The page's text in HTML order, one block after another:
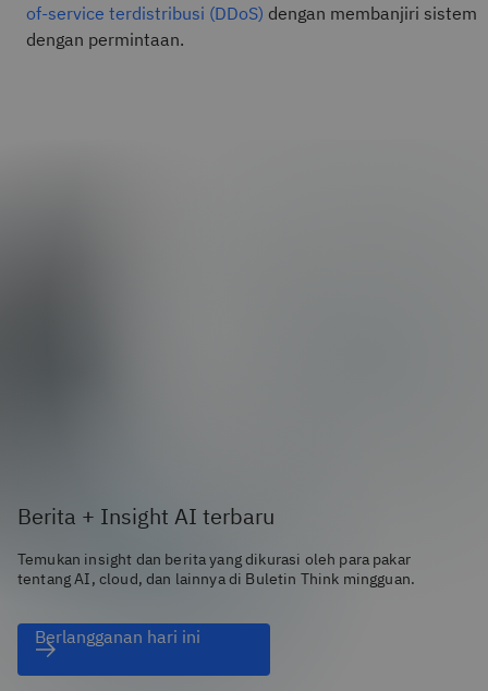
of-service terdistribusi (DDoS) dengan membanjiri sistem
dengan permintaan.
Berita + Insight AI terbaru
Temukan insight dan berita yang dikurasi oleh para pakar
tentang AI, cloud, dan lainnya di Buletin Think mingguan.
Berlangganan hari ini